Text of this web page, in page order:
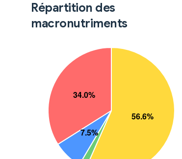
Répartition des
macronutriments